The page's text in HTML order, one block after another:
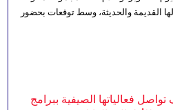
القديمة والحديثة، وسط توقعات بحضور
فعالياتها الصيفية ببرامج